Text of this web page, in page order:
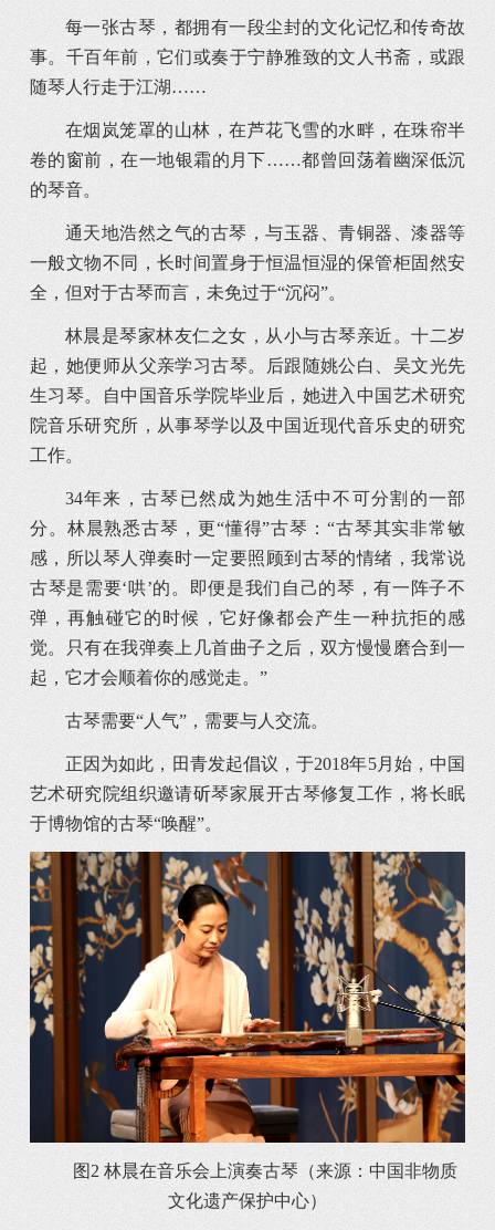
每一张古琴，都拥有一段尘封的文化记忆和传奇故
事。千百年前，它们或奏于宁静雅致的文人书斋，或跟
随琴人行走于江湖……
在烟岚笼罩的山林，在芦花飞雪的水畔，在珠帘半
卷的窗前，在一地银霜的月下……都曾回荡着幽深低沉
的琴音。
通天地浩然之气的古琴，与玉器、青铜器、漆器等
一般文物不同，长时间置身于恒温恒湿的保管柜固然安
全，但对于古琴而言，未免过于“沉闷”。
林晨是琴家林友仁之女，从小与古琴亲近。十二岁
起，她便师从父亲学习古琴。后跟随姚公白、吴文光先
生习琴。自中国音乐学院毕业后，她进入中国艺术研究
院音乐研究所，从事琴学以及中国近现代音乐史的研究
工作。
34年来，古琴已然成为她生活中不可分割的一部
分。林晨熟悉古琴，更“懂得”古琴：“古琴其实非常敏
感，所以琴人弹奏时一定要照顾到古琴的情绪，我常说
古琴是需要‘哄’的。即便是我们自己的琴，有一阵子不
弹，再触碰它的时候，它好像都会产生一种抗拒的感
觉。只有在我弹奏上几首曲子之后，双方慢慢磨合到一
起，它才会顺着你的感觉走。”
古琴需要“人气”，需要与人交流。
正因为如此，田青发起倡议，于2018年5月始，中国
艺术研究院组织邀请斫琴家展开古琴修复工作，将长眠
于博物馆的古琴“唤醒”。
图2 林晨在音乐会上演奏古琴（来源：中国非物质
文化遗产保护中心）